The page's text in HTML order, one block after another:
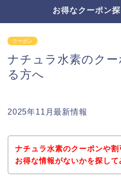
お得なクーポン
クーポン
ナチュラ水素のク
る方へ
2025年11月最新情報
ナチュラ水素のクーポンや
お得な情報がないかを探して